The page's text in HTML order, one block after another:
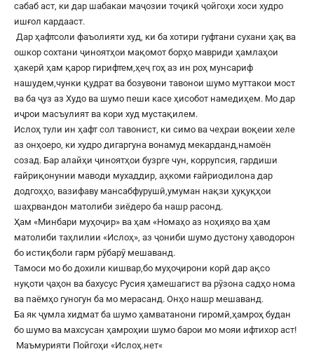
сабаб аст, ки дар шабакаи маҷозии тоҷикӣ ҷойгоҳи хоси худро
ишғол кардааст.
Дар ҳафтсоли фаъолияти худ, ки ба хотири гуфтани сухани ҳақ ва
ошкор сохтани ҷиноятҳои мақомот борҳо мавриди ҳамлаҳои
ҳакерӣ ҳам қарор гирифтем,ҳеҷ гоҳ аз ин роҳ мунсариф
нашудем,чунки қудрат ва бозувони тавонои шумо муттакои мост
ва ба ҷуз аз Худо ва шумо пеши касе ҳисобот намедиҳем. Мо дар
иҷрои масъулият ва кори худ мустақилем.
Ислоҳ тули ин ҳафт сол тавонист, ки симо ва чеҳраи воқеии хеле
аз онҳоеро, ки худро дигаргуна вонамуд мекарданд,намоён
созад. Бар алайҳи ҷиноятҳои бузрге чун, коррупсия, гардиши
ғайриқонунии маводи мухаддир, аҳкоми ғайриодилона дар
додгоҳҳо, вазифаву мансабфурушӣ,умуман нақзи ҳуқуқҳои
шаҳрвандон матолиби зиёдеро ба нашр расонд.
Ҳам «Минбари муҳоҷир» ва ҳам «Номаҳо аз ноҳияҳо ва ҳам
матолиби таҳлилии «Ислоҳ», аз ҷониби шумо дустону ҳаводорон
бо истиқболи гарм рӯбарӯ мешаванд.
Тамоси мо бо дохили кишвар,бо муҳоҷирони корӣ дар ақсо
нуқоти ҷаҳон ва бахусус Русия ҳамешагист ва рӯзона садҳо нома
ва паёмҳо гуногун ба мо мерасанд. Онҳо нашр мешаванд.
Ба як ҷумла хидмат ба шумо ҳамватанони гиромӣ,ҳамроҳ будан
бо шумо ва махсусан ҳамроҳии шумо барои мо мояи ифтихор аст!
Маъмурияти Пойгоҳи «Ислоҳ.нет«